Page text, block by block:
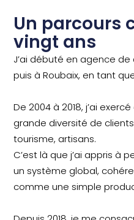
Un parcours
vingt ans
J’ai débuté en agence
puis à Roubaix, en tant
De 2004 à 2018, j’ai
grande diversité de
tourisme, artisans.
C’est là que j’ai appris à
un système global,
comme une simple